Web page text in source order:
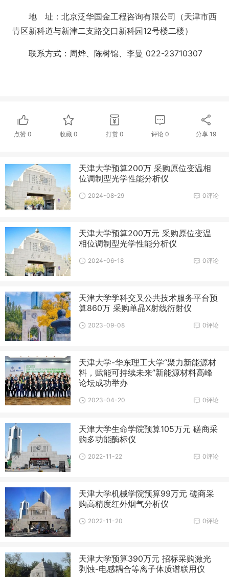
地 址：北京泛华国金工程咨询有限公司（天津市西
青区新科道与新津二支路交口新科园12号楼二楼）
联系方式：周烨、陈树锦、李曼 022-23710307
点赞0 收藏 0 打赏 0 评论0 分享19
天津大学预算200万 采购原位变温相
位调制型光学性能分析仪
0评论
2024-08-29
天津大学预算200万元 采购原位变温
相位调制型光学性能分析仪
0评论
2024-06-18
天津大学学科交叉公共技术服务平台预
算860万 采购单晶X射线衍射仪
0评论
2023-09-08
天津大学-华东理工大学“聚力新能源材
料，赋能可持续未来”新能源材料高峰
论坛成功举办
0评论
2023-04-20
天津大学生命学院预算105万元 磋商采
购多功能酶标仪
0评论
2022-11-22
天津大学机械学院预算99万元 磋商采
购高精度红外烟气分析仪
0评论
2022-11-20
天津大学预算390万元 招标采购激光
剥蚀-电感耦合等离子体质谱联用仪